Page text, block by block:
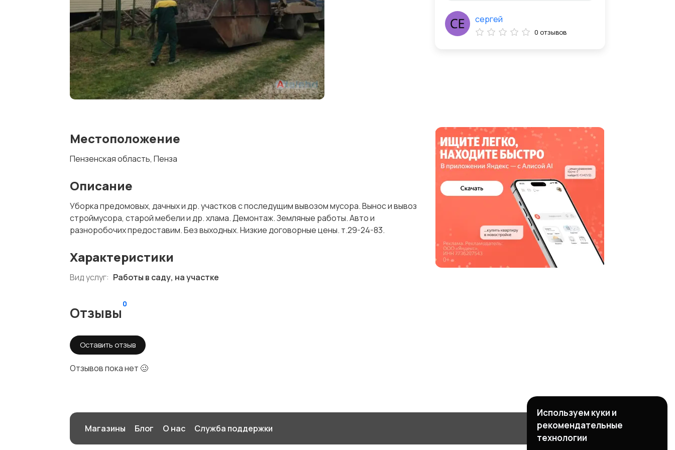
сергей
0 отзывов
Местоположение
Пензенская область, Пенза
Описание
Уборка предомовых, дачных и др. участков с последущим вывозом мусора. Вынос и вывоз
строймусора, старой мебели и др. хлама. Демонтаж. Земляные работы. Авто и
разноробочих предоставим. Без выходных. Низкие договорные цены. т.29-24-83.
Характеристики
Вид услуг: Работы в саду, на участке
Отзывы
0
Оставить отзыв
Отзывов пока нет 🥴
Магазины Блог О нас Служба поддержки
Используем куки и
рекомендательные
технологии